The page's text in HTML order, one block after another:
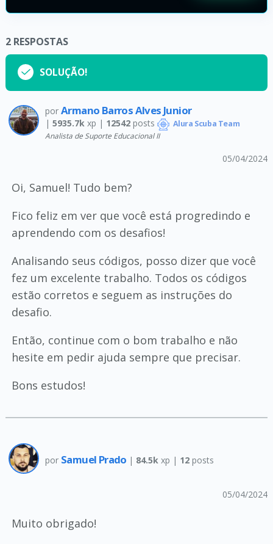
2 RESPOSTAS
SOLUÇÃO!
por Armano Barros Alves Junior
| 5935.7kxp | 12542posts Alura Scuba Team
Analista de Suporte Educacional II
05/04/2024
Oi, Samuel! Tudo bem?
Fico feliz em ver que você está progredindo e
aprendendo com os desafios!
Analisando seus códigos, posso dizer que você
fez um excelente trabalho. Todos os códigos
estão corretos e seguem as instruções do
desafio.
Então, continue com o bom trabalho e não
hesite em pedir ajuda sempre que precisar.
Bons estudos!
por Samuel Prado | 84.5k xp | 12 posts
05/04/2024
Muito obrigado!